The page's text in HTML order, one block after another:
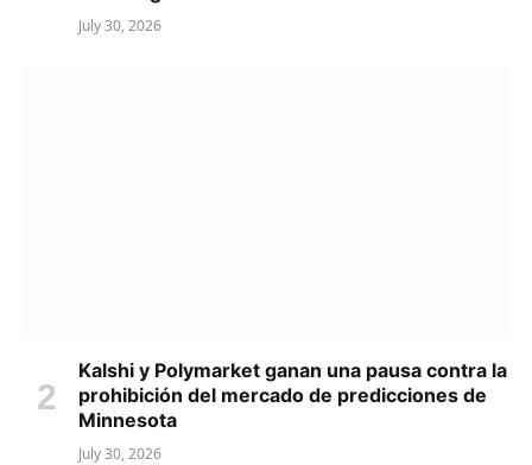
July 30, 2026
Kalshi y Polymarket ganan una pausa contra la
prohibición del mercado de predicciones de
Minnesota
July 30, 2026